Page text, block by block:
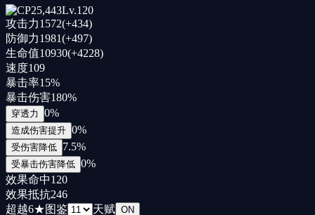
25,443Lv.120
攻击力1572(+434)
防御力1981(+497)
生命值10930(+4228)
速度109
暴击率15%
暴击伤害180%
穿透力 0%
造成伤害提升 0%
受伤害降低 7.5%
受暴击伤害降低 0%
效果命中120
效果抵抗246
超越6★图鉴 天赋 ON